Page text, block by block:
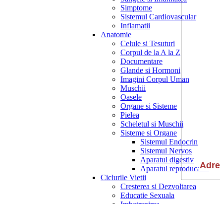
Simptome
Sistemul Cardiovascular
Inflamatii
Anatomie
Celule si Tesuturi
Corpul de la A la Z
Documentare
Glande si Hormoni
Imagini Corpul Uman
Muschii
Oasele
Organe si Sisteme
Pielea
Scheletul si Muschii
Sisteme si Organe
Sistemul Endocrin
Sistemul Nervos
Aparatul digestiv
Aparatul reproducator
Ciclurile Vietii
Cresterea si Dezvoltarea
Educatie Sexuala